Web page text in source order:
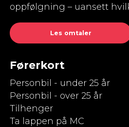
oppfølgning – uansett
Les omtaler
Førerkort
Personbil - under 25 år
Personbil - over 25 år
Tilhenger
Ta lappen på MC